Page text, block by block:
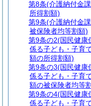
第8条(介護納付金
所得割額)
第9条(介護納付金
被保険者均等割額)
第9条の2(国民健康
係る子ども・子育
額の所得割額)
第9条の3(国民健康
係る子ども・子育
額の被保険者均等
第9条の4(国民健康
係る子ども・子育